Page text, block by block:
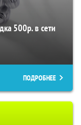
500р. в сети
ПОДРОБНЕЕ